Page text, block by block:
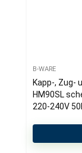
B-WARE
Kapp-, Zug-
HM90SL
220-240V